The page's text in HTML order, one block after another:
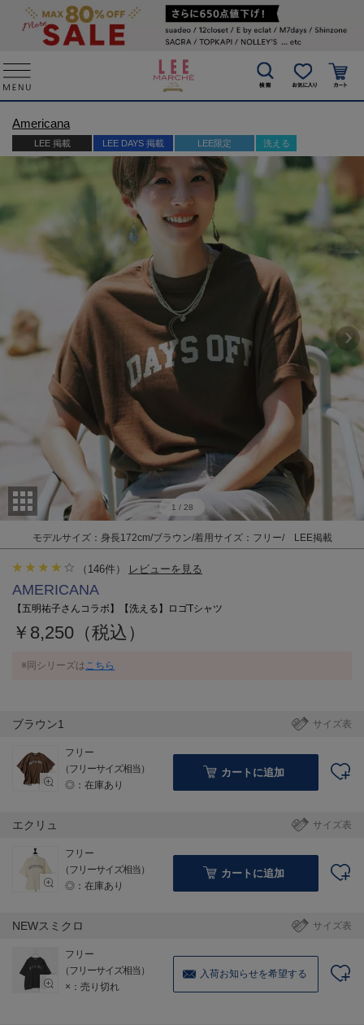
Americana
LEE 掲載 LEE DAYS 掲載 LEE限定 洗える
1 / 28
モデルサイズ：身長172cm/ブラウン/着用サイズ：フリー/ LEE掲載
（ 146件） レビューを見る
AMERICANA
【五明祐子さんコラボ】【洗える】ロゴTシャツ
￥8,250（税込）
※同シリーズはこちら
サイズ表
ブラウン1
フリー
（フリーサイズ相当）
◎：在庫あり
カートに追加
サイズ表
エクリュ
フリー
（フリーサイズ相当）
◎：在庫あり
カートに追加
サイズ表
NEWスミクロ
フリー
（フリーサイズ相当）
×：売り切れ
入荷お知らせを希望する